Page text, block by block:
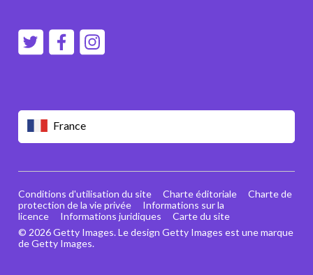
France
© 2026 Getty Images. Le design Getty Images est une marque
de Getty Images.
Conditions d'utilisation du site Charte éditoriale
Charte de
protection de la vie privée
Informations sur la
licence
Informations juridiques Carte du site